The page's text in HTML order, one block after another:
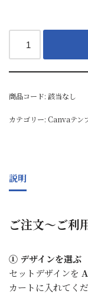
商品コード: 該当なし
カテゴリー: Canvaテン
説明
ご注文〜ご利
① デザインを選ぶ
セットデザインを
カートに入れてくだ